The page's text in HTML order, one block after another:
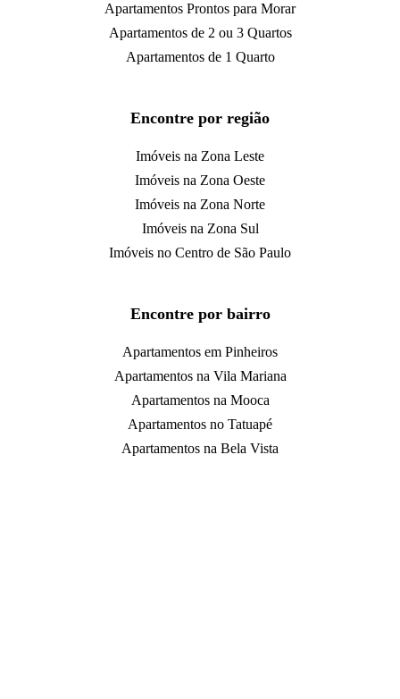
Apartamentos Prontos para Morar
Apartamentos de 2 ou 3 Quartos
Apartamentos de 1 Quarto
Encontre por região
Imóveis na Zona Leste
Imóveis na Zona Oeste
Imóveis na Zona Norte
Imóveis na Zona Sul
Imóveis no Centro de São Paulo
Encontre por bairro
Apartamentos em Pinheiros
Apartamentos na Vila Mariana
Apartamentos na Mooca
Apartamentos no Tatuapé
Apartamentos na Bela Vista